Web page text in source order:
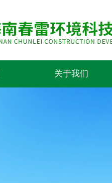
关于我们